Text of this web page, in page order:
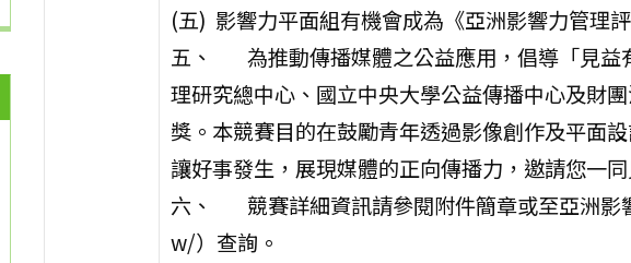
(五) 影響力平面組有機會成為《亞洲影響力管理
五、 為推動傳播媒體之公益應用，倡導「見益
理研究總中心、國立中央大學公益傳播中心及財
獎。本競賽目的在鼓勵青年透過影像創作及平面
讓好事發生，展現媒體的正向傳播力，邀請您一同
六、 競賽詳細資訊請參閱附件簡章或至亞洲
w/）查詢。